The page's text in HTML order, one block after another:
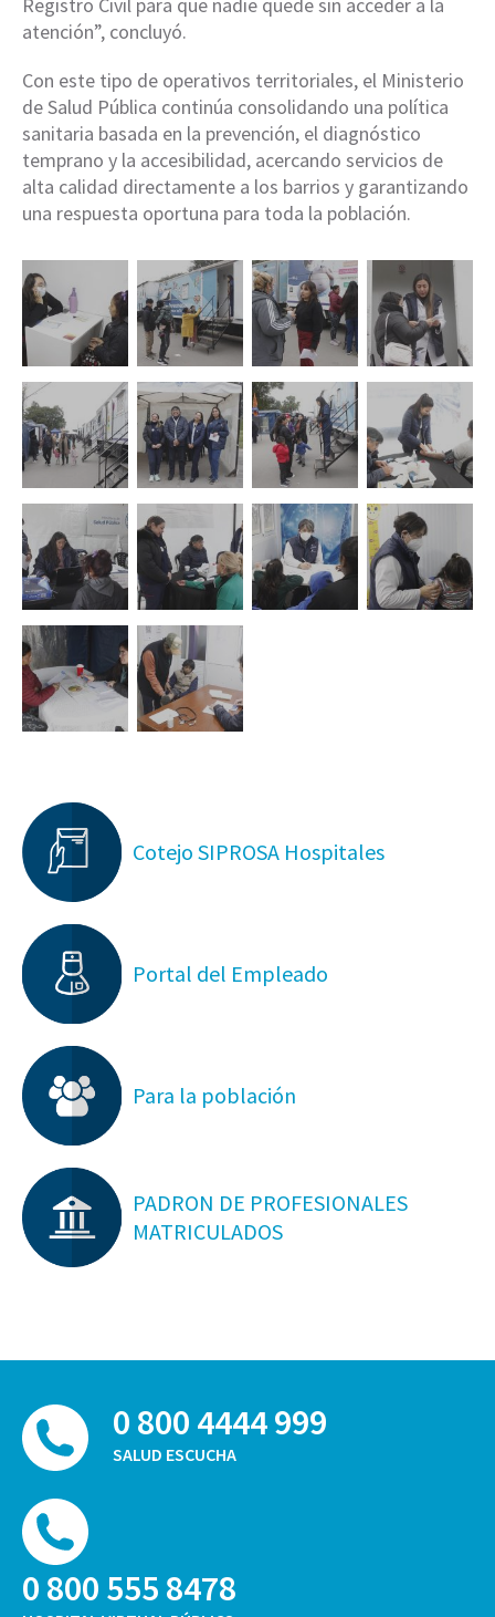
Registro Civil para que nadie quede sin acceder a la
atención”, concluyó.
Con este tipo de operativos territoriales, el Ministerio
de Salud Pública continúa consolidando una política
sanitaria basada en la prevención, el diagnóstico
temprano y la accesibilidad, acercando servicios de
alta calidad directamente a los barrios y garantizando
una respuesta oportuna para toda la población.
Cotejo SIPROSA Hospitales
Portal del Empleado
Para la población
PADRON DE PROFESIONALES
MATRICULADOS
0 800 4444 999
SALUD ESCUCHA
0 800 555 8478